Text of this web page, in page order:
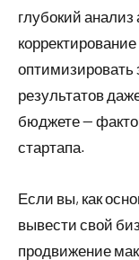
глубокий
оптимизировать
результатов
бюджете —
стартапа.
Если вы, как
вывести свой
продвижение